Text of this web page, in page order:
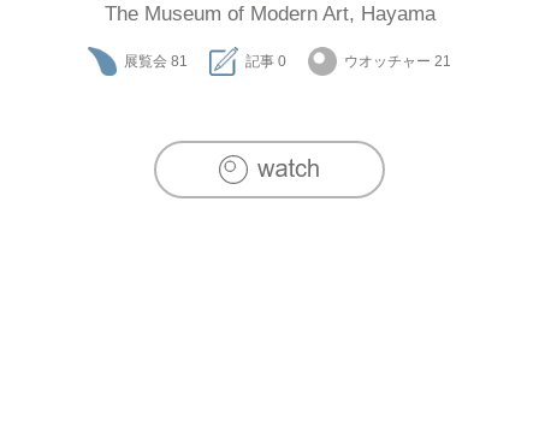
The Museum of Modern Art, Hayama
展覧会 81 記事 0 ウオッチャー 21